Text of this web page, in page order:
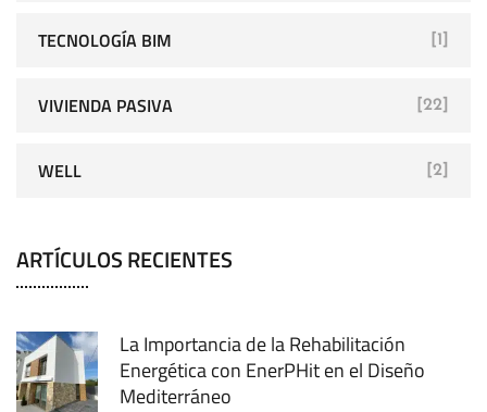
TECNOLOGÍA BIM [1]
VIVIENDA PASIVA [22]
WELL [2]
ARTÍCULOS RECIENTES
La Importancia de la Rehabilitación
Energética con EnerPHit en el Diseño
Mediterráneo